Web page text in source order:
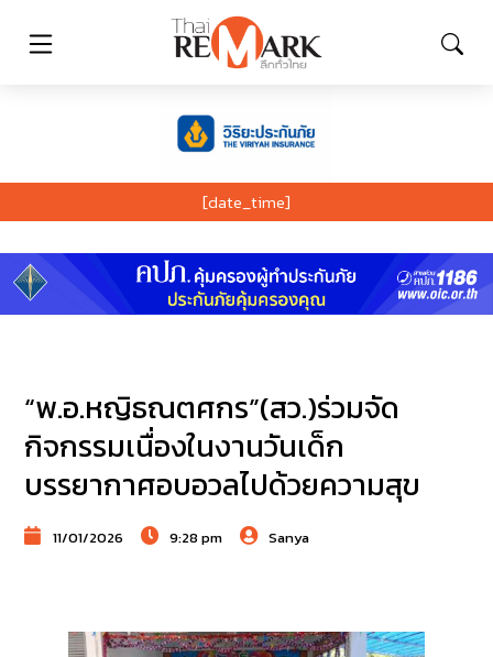
[date_time]
“พ.อ.หญิธณตศกร”(สว.)ร่วมจัด
กิจกรรมเนื่องในงานวันเด็ก
บรรยากาศอบอวลไปด้วยความสุข
11/01/2026 9:28 pm Sanya